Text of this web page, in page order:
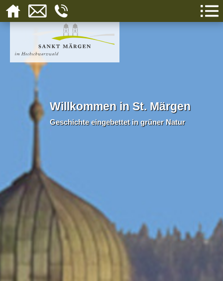
Willkommen in St. Märgen
Geschichte eingebettet in grüner Natur